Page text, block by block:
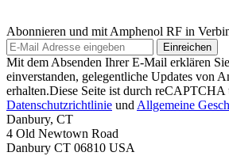
Abonnieren und mit Amphenol RF in
Einreichen
Mit dem Absenden Ihrer E-Mail erklären
einverstanden, gelegentliche Updates von
erhalten.Diese Seite ist durch reCAPTCHA
Datenschutzrichtlinie und Allgemeine
Danbury, CT
4 Old Newtown Road
Danbury CT 06810 USA